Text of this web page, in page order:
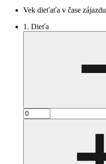
Vek dieťaťa v čase zájazdu
1. Dieťa